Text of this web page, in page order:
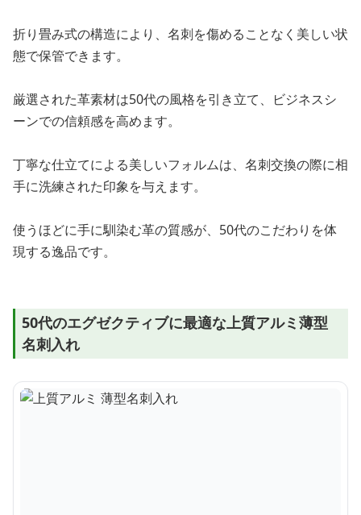
折り畳み式の構造により、名刺を傷めることなく美しい状
態で保管できます。
厳選された革素材は50代の風格を引き立て、ビジネスシ
ーンでの信頼感を高めます。
丁寧な仕立てによる美しいフォルムは、名刺交換の際に相
手に洗練された印象を与えます。
使うほどに手に馴染む革の質感が、50代のこだわりを体
現する逸品です。
50代のエグゼクティブに最適な上質アルミ薄型
名刺入れ